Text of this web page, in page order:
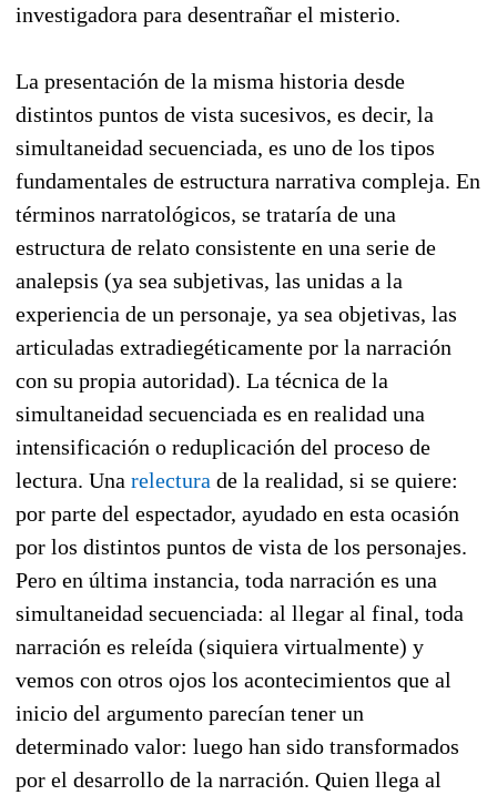
investigadora para desentrañar el misterio.
La presentación de la misma historia desde
distintos puntos de vista sucesivos, es decir, la
simultaneidad secuenciada, es uno de los tipos
fundamentales de estructura narrativa compleja. En
términos narratológicos, se trataría de una
estructura de relato consistente en una serie de
analepsis (ya sea subjetivas, las unidas a la
experiencia de un personaje, ya sea objetivas, las
articuladas extradiegéticamente por la narración
con su propia autoridad). La técnica de la
simultaneidad secuenciada es en realidad una
intensificación o reduplicación del proceso de
lectura. Una relectura de la realidad, si se quiere:
por parte del espectador, ayudado en esta ocasión
por los distintos puntos de vista de los personajes.
Pero en última instancia, toda narración es una
simultaneidad secuenciada: al llegar al final, toda
narración es releída (siquiera virtualmente) y
vemos con otros ojos los acontecimientos que al
inicio del argumento parecían tener un
determinado valor: luego han sido transformados
por el desarrollo de la narración. Quien llega al